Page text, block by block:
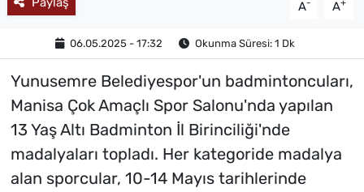
A- A+
06.05.2025 - 17:32 Okunma Süresi: 1 Dk
Yunusemre Belediyespor'un badmintoncuları,
Manisa Çok Amaçlı Spor Salonu'nda yapılan
13 Yaş Altı Badminton İl Birinciliği'nde
madalyaları topladı. Her kategoride madalya
alan sporcular, 10-14 Mayıs tarihlerinde